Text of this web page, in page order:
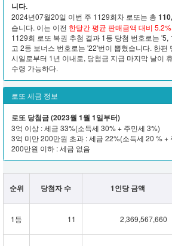
니다.
2024년07월20일 이번 주 1129회차 로또는 총
습니다. 이는 이전 한달간 평균 판매금액 대비
1129회 로또 복권 추첨 결과 1등 당첨 번호로는 '5,
고 2등 보너스 번호로는 '22'번이 뽑혔습니다. 한편
시일로부터 1년 이내로, 당첨금 지급 마지막 날이
수령 가능하다.
로또 세금 정보
로또 당첨금 (2023월 1월 1일부터)
3억 이상 : 세금 33%(소득세 30% + 주민세 3%)
3억 미만 200만원 초과 : 세금 22%(소득세 20 % +
200만원 이하 : 세금 없음
순위 당첨자 수 1인당 금액
1등 11 2,369,567,660